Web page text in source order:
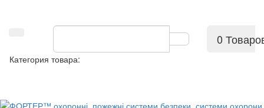
0
Категория товара: